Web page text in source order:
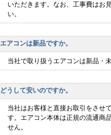
いただきます。なお、工事費はお
い。
エアコンは新品ですか。
当社で取り扱うエアコンは新品・
どうして安いのですか。
当社はお客様と直接お取引をさせ
す。エアコン本体は正規の流通商
せん。